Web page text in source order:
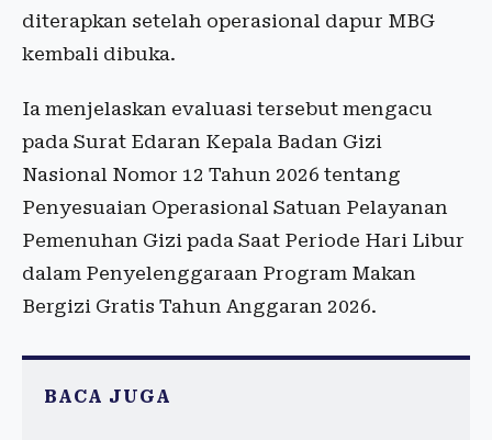
diterapkan setelah operasional dapur MBG
kembali dibuka.
Ia menjelaskan evaluasi tersebut mengacu
pada Surat Edaran Kepala Badan Gizi
Nasional Nomor 12 Tahun 2026 tentang
Penyesuaian Operasional Satuan Pelayanan
Pemenuhan Gizi pada Saat Periode Hari Libur
dalam Penyelenggaraan Program Makan
Bergizi Gratis Tahun Anggaran 2026.
BACA JUGA